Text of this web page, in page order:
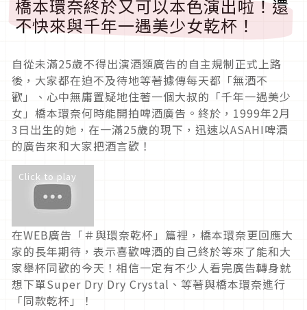
橋本環奈終於又可以本色演出啦！還
不快來與千年一遇美少女乾杯！
自從未滿25歲不得出演酒類廣告的自主規制正式上路
後，大家都在迫不及待地等著據傳每天都「無酒不
歡」、心中無庸置疑地住著一個大叔的「千年一遇美少
女」橋本環奈何時能開拍啤酒廣告。終於，1999年2月
3日出生的她，在一滿25歲的現下，迅速以ASAHI啤酒
的廣告來和大家把酒言歡！
Click to play
在WEB廣告「＃與環奈乾杯」篇裡，橋本環奈更回應大
家的長年期待，表示喜歡啤酒的自己終於等來了能和大
家舉杯同歡的今天！相信一定有不少人看完廣告轉身就
想下單Super Dry Dry Crystal、等著與橋本環奈進行
「同款乾杯」！